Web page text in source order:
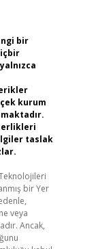
bir
kurum
taslak
bir Yer
veya
Ancak,